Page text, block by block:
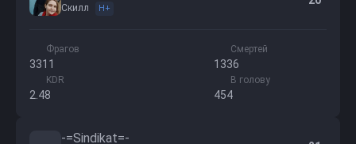
Скилл H+
Фрагов
3311
Смертей
1336
KDR
2.48
В голову
454
-=Sindikat=-